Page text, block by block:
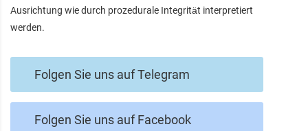
Ausrichtung wie durch prozedurale Integrität interpretiert
werden.
Folgen Sie uns auf Telegram
Folgen Sie uns auf Facebook